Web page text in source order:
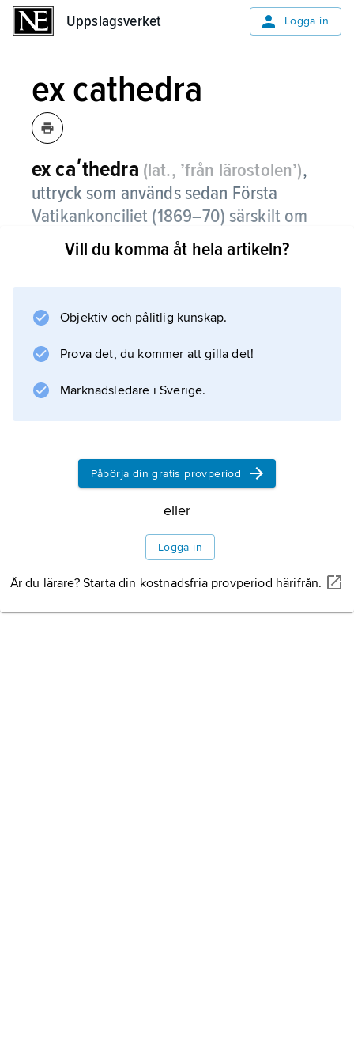
Uppslagsverket Logga in
ex cathedra
ex caʹthedra (lat., ’från lärostolen’),
uttryck som används sedan Första
Vatikankonciliet (1869–70) särskilt om
de tillfällen då påven talar officiellt och
– enligt romersk-katolsk uppfattning –
Sådana uttalanden är enligt konciliet ofelbara.
deklarationer.
Vill du komma åt hela artikeln?
Objektiv och pålitlig kunskap.
Prova det, du kommer att gilla det!
Marknadsledare i Sverige.
Påbörja din gratis provperiod
eller
Logga in
Är du lärare? Starta din kostnadsfria provperiod härifrån.